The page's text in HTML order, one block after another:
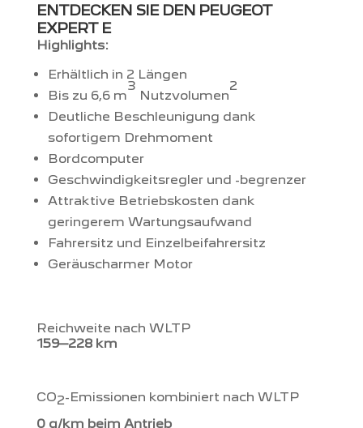
ENTDECKEN SIE DEN PEUGEOT
EXPERT E
Highlights:
Erhältlich in 2 Längen
Bis zu 6,6 m
3
Nutzvolumen
2
Deutliche Beschleunigung dank
sofortigem Drehmoment
Bordcomputer
Geschwindigkeitsregler und -begrenzer
Attraktive Betriebskosten dank
geringerem Wartungsaufwand
Fahrersitz und Einzelbeifahrersitz
Geräuscharmer Motor
Reichweite nach WLTP
159–228 km
CO2-Emissionen kombiniert nach WLTP
0 g/km beim Antrieb